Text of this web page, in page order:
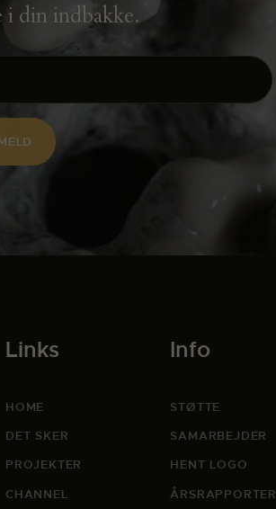
din indbakke.
Links
HOME
DET SKER
PROJEKTER
CHANNEL
Info
STØTTE
SAMARBEJDER
HENT LOGO
ÅRSRAPPORTER